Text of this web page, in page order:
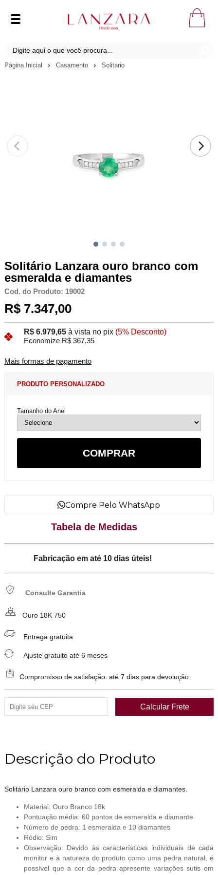
Página Inicial Casamento Solitario
Solitário Lanzara ouro branco com
esmeralda e diamantes
Cod. do Produto: 19002
R$ 7.347,00
R$ 6.979,65 à vista no pix (5% Desconto)
Economize R$ 367,35
Mais formas de pagamento
PRODUTO PERSONALIZADO
Tamanho do Anel
COMPRAR
Compre Pelo WhatsApp
Tabela de Medidas
Fabricação em até 10 dias úteis!
Consulte Garantia
Ouro 18K 750
Entrega gratuita
Ajuste gratuito até 6 meses
Compromisso de satisfação: até 7 dias para devolução
Descrição do Produto
Solitário Lanzara ouro branco com esmeralda e diamantes.
Material: Ouro Branco 18k
Pontuação média: 60 pontos de esmeralda e diamante
Número de pedra: 1 esmeralda e 10 diamantes
Ródio: Sim
Observação: Devido às características individuais de cada
monitor e à natureza do produto como uma pedra natural, é
possível que a cor da pedra apresente variações sutis em